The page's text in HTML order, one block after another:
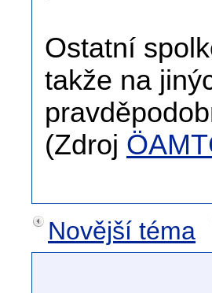
Ostatní
takže na
(Zdroj
Novější téma